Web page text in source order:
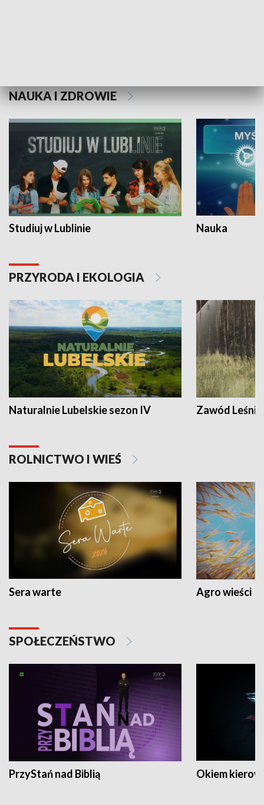
NAUKA I ZDROWIE
Studiuj w Lublinie Nauka
PRZYRODA I EKOLOGIA
Naturalnie Lubelskie sezon IV Zawód Leśnik
ROLNICTWO I WIEŚ
Sera warte Agro wieści
SPOŁECZEŃSTWO
PrzyStań nad Biblią Okiem